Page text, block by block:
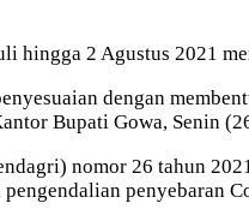
hingga 2 Agustus 2021
dengan
Bupati Gowa, Senin
nomor 26 tahun
penyebaran